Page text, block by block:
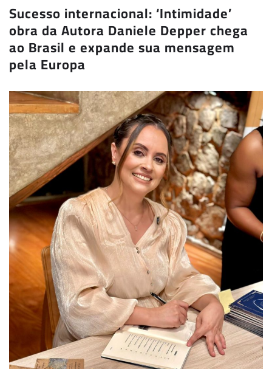
Sucesso internacional: ‘Intimidade’
obra da Autora Daniele Depper chega
ao Brasil e expande sua mensagem
pela Europa